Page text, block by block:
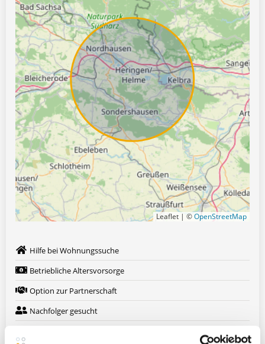
Leaflet | ©OpenStreetMap
Hilfe bei Wohnungssuche
Betriebliche Altersvorsorge
Option zur Partnerschaft
Nachfolger gesucht